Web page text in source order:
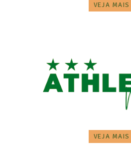
VEJA MAIS
VEJA MAIS